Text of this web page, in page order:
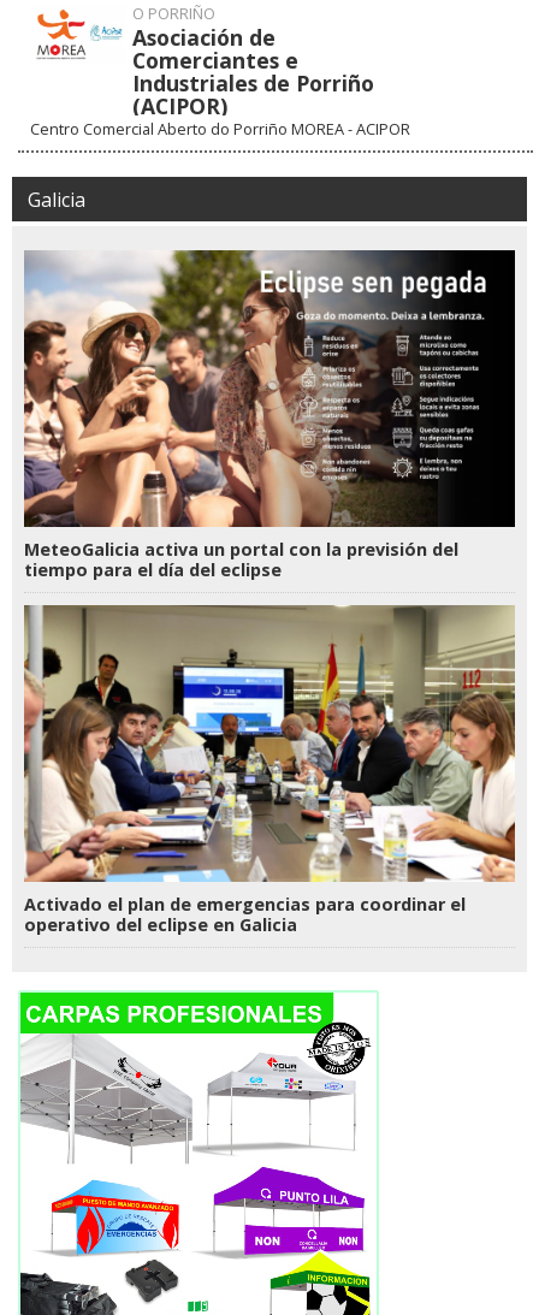
O PORRIÑO
Asociación de
Comerciantes e
Industriales de Porriño
(ACIPOR)
986334000
VISITAR WEB
Centro Comercial Aberto do Porriño MOREA - ACIPOR
Galicia
MeteoGalicia activa un portal con la previsión del
tiempo para el día del eclipse
Activado el plan de emergencias para coordinar el
operativo del eclipse en Galicia